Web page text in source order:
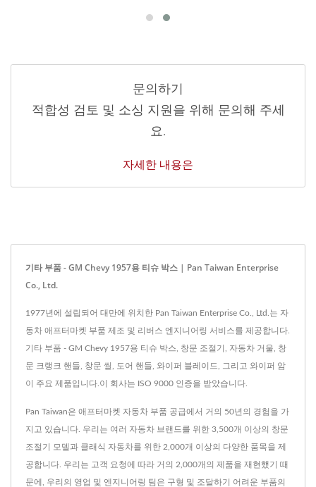
문의하기
적합성 검토 및 소싱 지원을 위해 문의해 주세
요.
자세한 내용은
기타 부품 - GM Chevy 1957용 티슈 박스 | Pan Taiwan Enterprise
Co., Ltd.
1977년에 설립되어 대만에 위치한 Pan Taiwan Enterprise Co., Ltd.는 자
동차 애프터마켓 부품 제조 및 리버스 엔지니어링 서비스를 제공합니다.
기타 부품 - GM Chevy 1957용 티슈 박스, 창문 조절기, 자동차 거울, 창
문 크랭크 핸들, 창문 씰, 도어 핸들, 와이퍼 블레이드, 그리고 와이퍼 암
이 주요 제품입니다.이 회사는 ISO 9000 인증을 받았습니다.
Pan Taiwan은 애프터마켓 자동차 부품 공급에서 거의 50년의 경험을 가
지고 있습니다. 우리는 여러 자동차 브랜드를 위한 3,500개 이상의 창문
조절기 모델과 클래식 자동차를 위한 2,000개 이상의 다양한 품목을 제
공합니다. 우리는 고객 요청에 따라 거의 2,000개의 제품을 재현했기 때
문에, 우리의 영업 및 엔지니어링 팀은 구형 및 조달하기 어려운 부품의